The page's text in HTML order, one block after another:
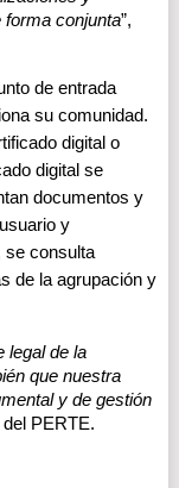
conjunta”,
de entrada
su comunidad.
digital o
digital se
documentos y
y
se consulta
de la agrupación y
legal de la
que nuestra
y de gestión
PERTE.